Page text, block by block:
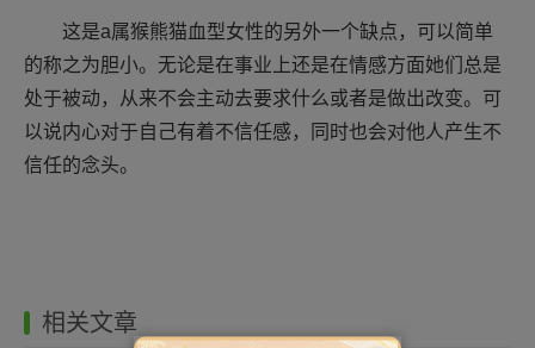
这是a属猴熊猫血型女性的另外一个缺点，可以简单
的称之为胆小。无论是在事业上还是在情感方面她们总是
处于被动，从来不会主动去要求什么或者是做出改变。可
以说内心对于自己有着不信任感，同时也会对他人产生不
信任的念头。
相关文章